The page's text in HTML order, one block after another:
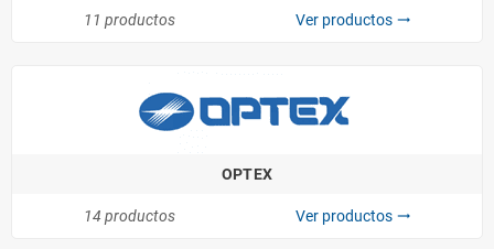
11 productos Ver productos trending_flat
OPTEX
14 productos Ver productos trending_flat